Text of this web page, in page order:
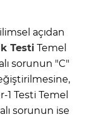
açıdan
Testi Temel
sorunun "C"
1 Testi Temel
sorunun ise